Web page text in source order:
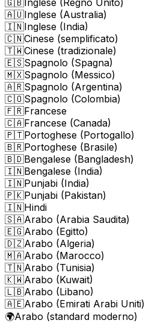
🇦🇺Inglese (Australia)
🇮🇳Inglese (India)
🇨🇳Cinese (semplificato)
🇹🇼Cinese (tradizionale)
🇪🇸Spagnolo (Spagna)
🇲🇽Spagnolo (Messico)
🇦🇷Spagnolo (Argentina)
🇨🇴Spagnolo (Colombia)
🇫🇷Francese
🇨🇦Francese (Canada)
🇵🇹Portoghese (Portogallo)
🇧🇷Portoghese (Brasile)
🇧🇩Bengalese (Bangladesh)
🇮🇳Bengalese (India)
🇮🇳Punjabi (India)
🇵🇰Punjabi (Pakistan)
🇮🇳Hindi
🇸🇦Arabo (Arabia Saudita)
🇪🇬Arabo (Egitto)
🇩🇿Arabo (Algeria)
🇲🇦Arabo (Marocco)
🇹🇳Arabo (Tunisia)
🇰🇼Arabo (Kuwait)
🇱🇧Arabo (Libano)
🇦🇪Arabo (Emirati Arabi Uniti)
🌍Arabo (standard moderno)